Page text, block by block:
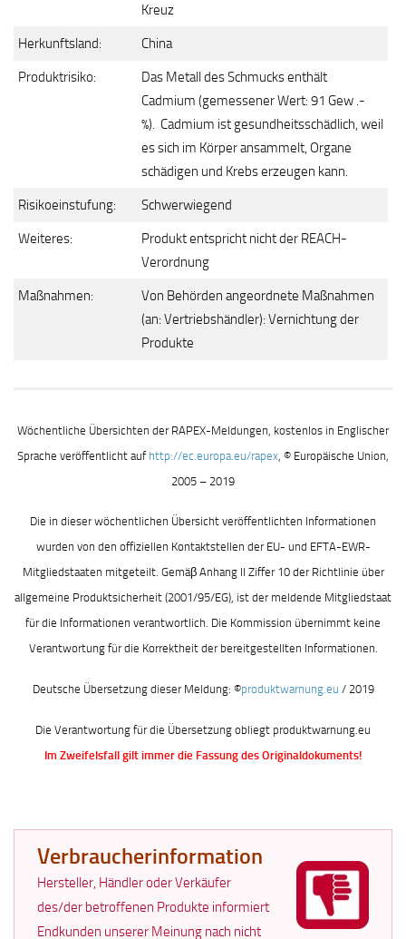
Kreuz
Herkunftsland: China
Produktrisiko:
Das Metall des Schmucks enthält
Cadmium (gemessener Wert: 91 Gew .-
%). Cadmium ist gesundheitsschädlich, weil
es sich im Körper ansammelt, Organe
schädigen und Krebs erzeugen kann.
Risikoeinstufung: Schwerwiegend
Weiteres:
Produkt entspricht nicht der REACH-
Verordnung
Maßnahmen:
Von Behörden angeordnete Maßnahmen
(an: Vertriebshändler): Vernichtung der
Produkte
Wöchentliche Übersichten der RAPEX-Meldungen, kostenlos in Englischer
Sprache veröffentlicht auf http://ec.europa.eu/rapex , © Europäische Union,
2005 – 2019
Die in dieser wöchentlichen Übersicht veröffentlichten Informationen
wurden von den offiziellen Kontaktstellen der EU- und EFTA-EWR-
Mitgliedstaaten mitgeteilt. Gemäβ Anhang II Ziffer 10 der Richtlinie über
allgemeine Produktsicherheit (2001/95/EG), ist der meldende Mitgliedstaat
für die Informationen verantwortlich. Die Kommission übernimmt keine
Verantwortung für die Korrektheit der bereitgestellten Informationen.
Deutsche Übersetzung dieser Meldung: ©produktwarnung.eu / 2019
Die Verantwortung für die Übersetzung obliegt produktwarnung.eu
Im Zweifelsfall gilt immer die Fassung des Originaldokuments!
Verbraucherinformation
Hersteller, Händler oder Verkäufer
des/der betroffenen Produkte informiert
Endkunden unserer Meinung nach nicht